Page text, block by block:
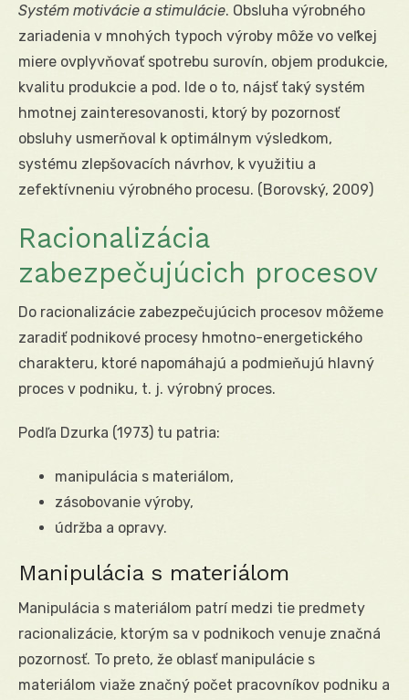
Systém motivácie a stimulácie. Obsluha výrobného
zariadenia v mnohých typoch výroby môže vo veľkej
miere ovplyvňovať spotrebu surovín, objem produkcie,
kvalitu produkcie a pod. Ide o to, nájsť taký systém
hmotnej zainteresovanosti, ktorý by pozornosť
obsluhy usmerňoval k optimálnym výsledkom,
systému zlepšovacích návrhov, k využitiu a
zefektívneniu výrobného procesu. (Borovský, 2009)
Racionalizácia
zabezpečujúcich procesov
Do racionalizácie zabezpečujúcich procesov môžeme
zaradiť podnikové procesy hmotno-energetického
charakteru, ktoré napomáhajú a podmieňujú hlavný
proces v podniku, t. j. výrobný proces.
Podľa Dzurka (1973) tu patria:
manipulácia s materiálom,
zásobovanie výroby,
údržba a opravy.
Manipulácia s materiálom
Manipulácia s materiálom patrí medzi tie predmety
racionalizácie, ktorým sa v podnikoch venuje značná
pozornosť. To preto, že oblasť manipulácie s
materiálom viaže značný počet pracovníkov podniku a